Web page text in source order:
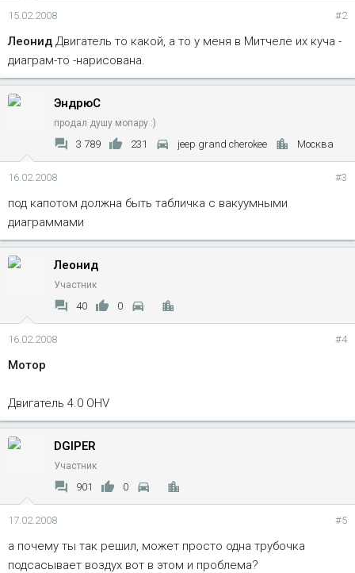
15.02.2008 #2
Леонид Двигатель то какой, а то у меня в Митчеле их куча -
диаграм-то -нарисована.
ЭндрюС
продал душу мопару :)
3 789 231 jeep grand cherokee Москва
16.02.2008 #3
под капотом должна быть табличка с вакуумными
диаграммами
Леонид
Участник
40 0
16.02.2008 #4
Мотор
Двигатель 4.0 OHV
DGIPER
Участник
901 0
17.02.2008 #5
а почему ты так решил, может просто одна трубочка
подсасывает воздух вот в этом и проблема?